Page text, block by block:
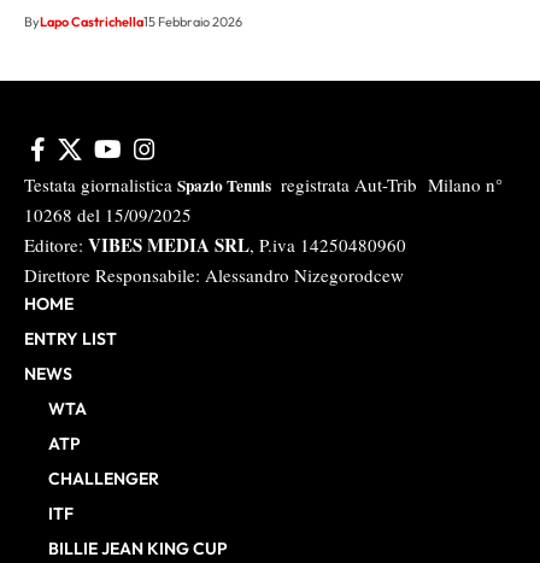
ByLapo Castrichella15 Febbraio 2026
Testata giornalistica Spazio Tennis registrata Aut-Trib Milano n°
10268 del 15/09/2025
Editore: VIBES MEDIA SRL, P.iva 14250480960
Direttore Responsabile: Alessandro Nizegorodcew
HOME
ENTRY LIST
NEWS
WTA
ATP
CHALLENGER
ITF
BILLIE JEAN KING CUP